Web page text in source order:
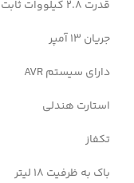
قدرت 2.8 کیلووات ثابت
جریان 13 آمپر
دارای سیستم AVR
استارت هندلی
تکفاز
باک به ظرفیت 18 لیتر